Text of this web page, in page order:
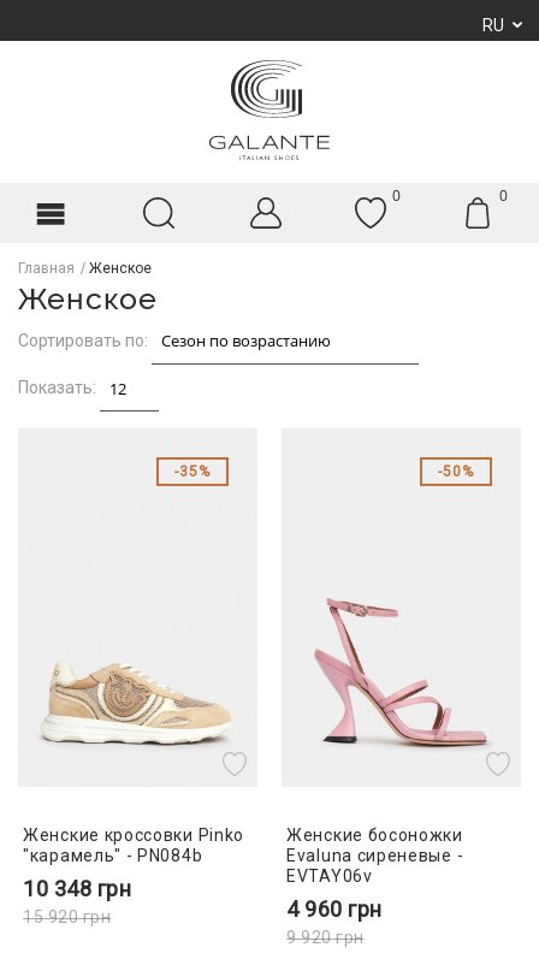
RU
0 0
Главная Женское
Женское
Сортировать по:
Показать:
35%
Женские кроссовки Pinko
"карамель" - PN084b
10 348 грн
15 920грн
50%
Женские босоножки
Evaluna сиреневые -
EVTAY06v
4 960 грн
9 920грн